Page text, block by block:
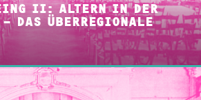
II: ALTERN IN DER
DAS ÜBERREGIONALE